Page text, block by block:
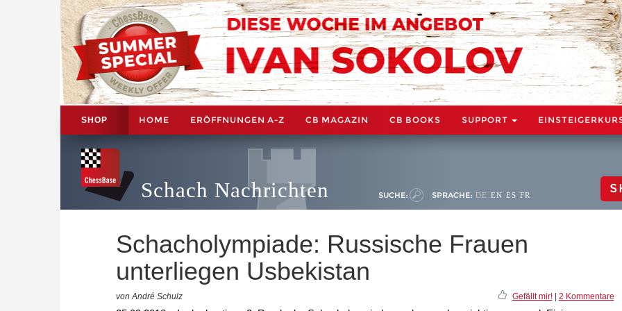
SHOP HOME ERÖFFNUNGEN A-Z CB MAGAZIN CB BOOKS SUPPORT
Schach Nachrichten SUCHE: SPRACHE: DE EN ES FR
Schacholympiade: Russische Frauen
unterliegen Usbekistan
von André Schulz Gefällt mir!| 2 Kommentare